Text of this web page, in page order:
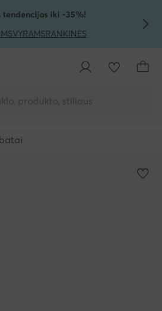
TURINIO
tendencijos iki -35%!
VYRAMSRANKINĖS
produkto, stiliaus